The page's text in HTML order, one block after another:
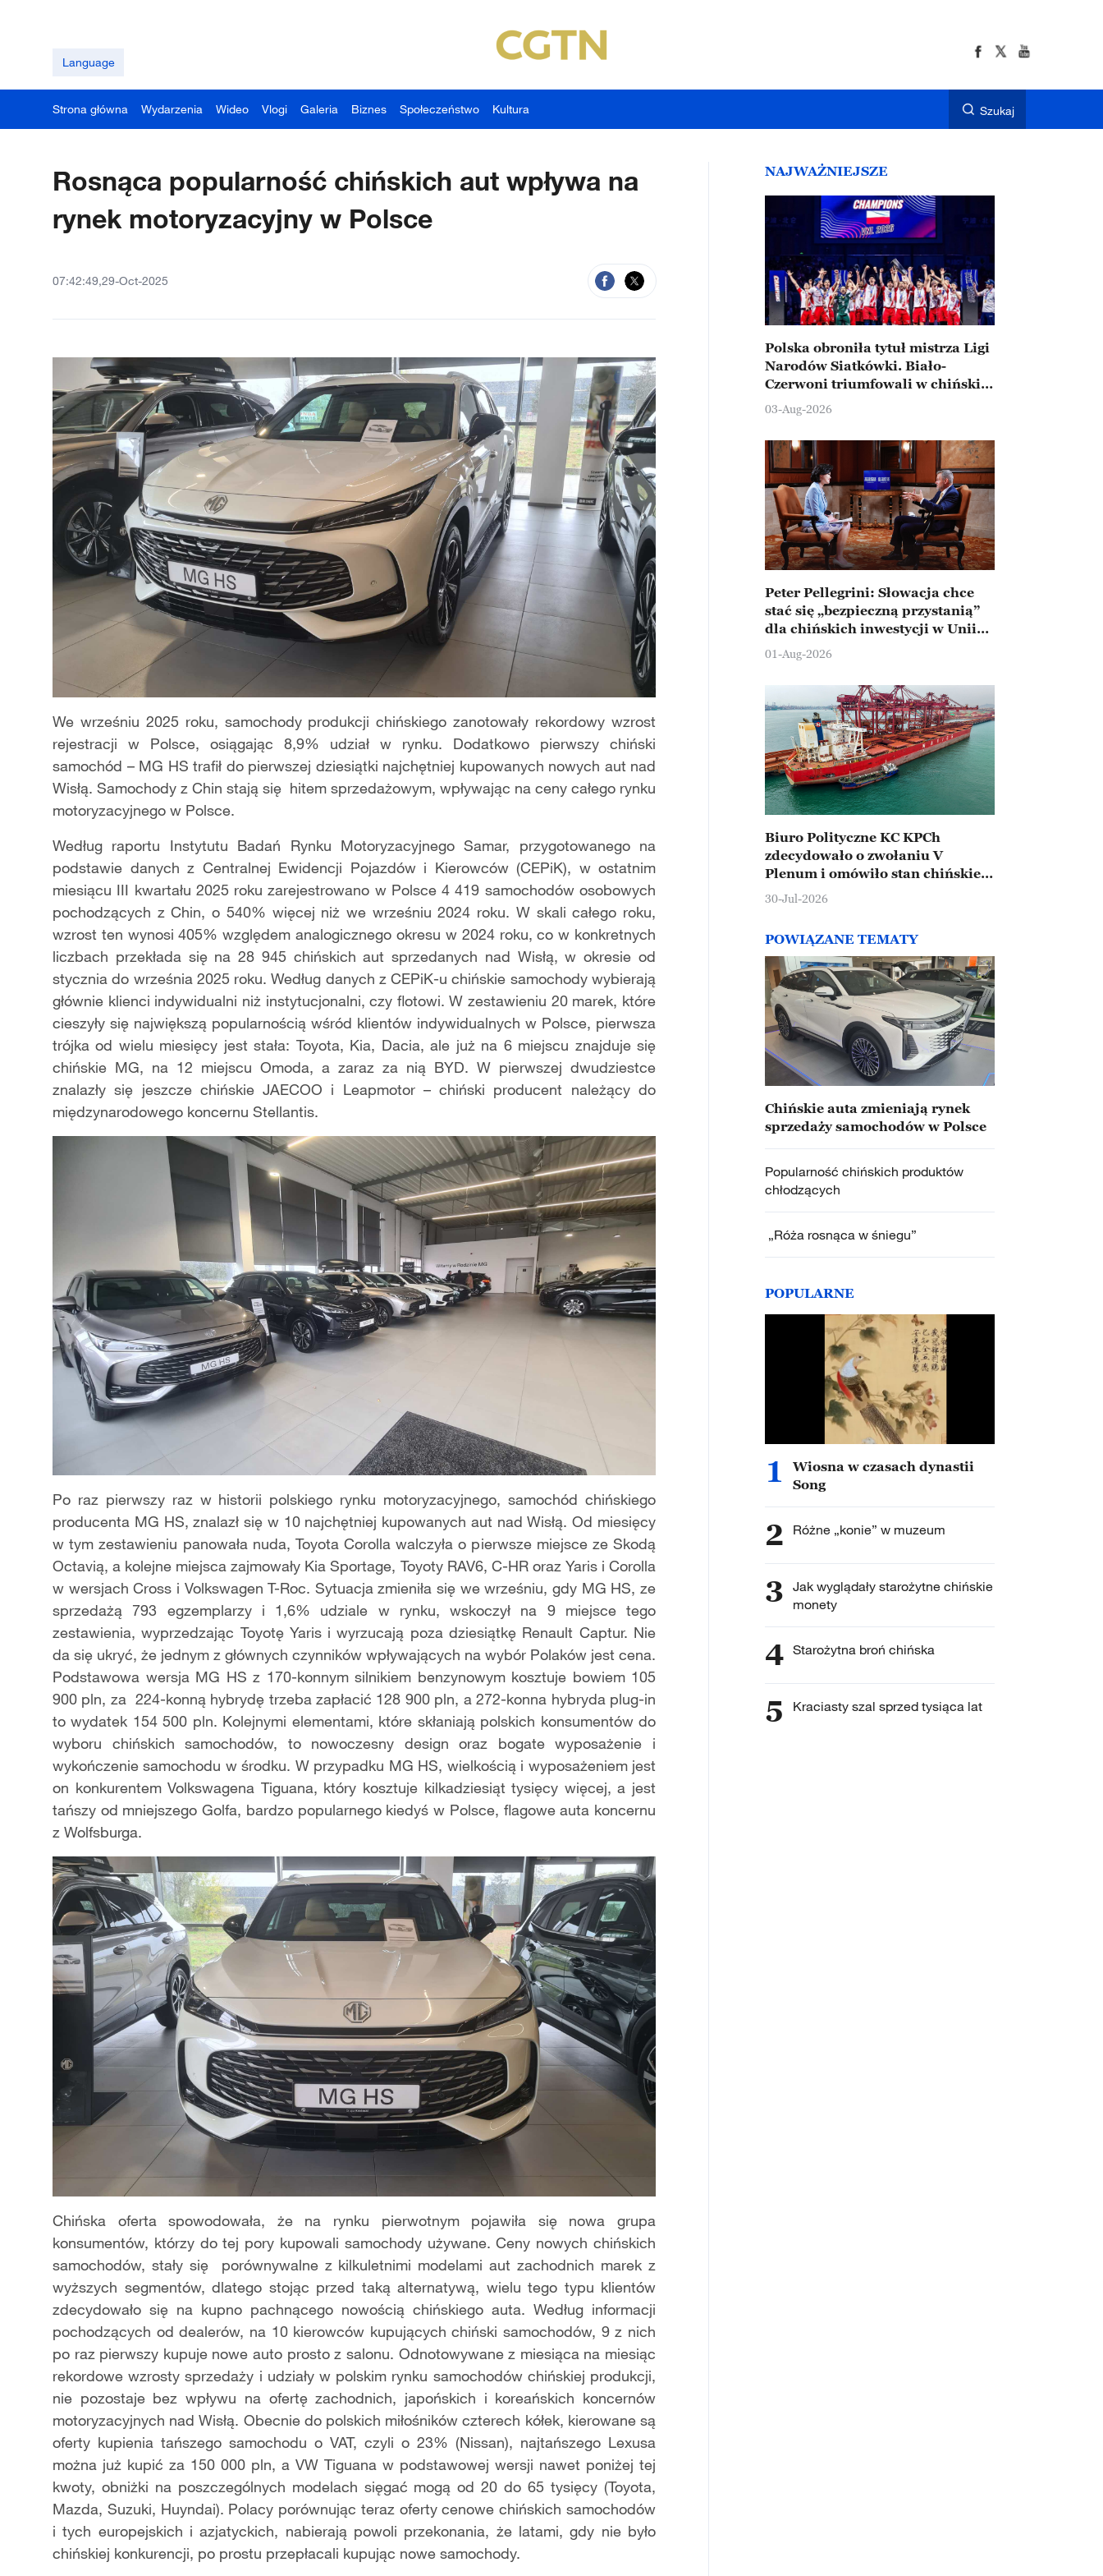
Language
Strona główna Wydarzenia Wideo Vlogi Galeria Biznes Społeczeństwo Kultura Szukaj
Rosnąca popularność chińskich aut wpływa na
rynek motoryzacyjny w Polsce
07:42:49,29-Oct-2025
We wrześniu 2025 roku, samochody produkcji chińskiego zanotowały rekordowy wzrost
rejestracji w Polsce, osiągając 8,9% udział w rynku. Dodatkowo pierwszy chiński
samochód – MG HS trafił do pierwszej dziesiątki najchętniej kupowanych nowych aut nad
Wisłą. Samochody z Chin stają się hitem sprzedażowym, wpływając na ceny całego rynku
motoryzacyjnego w Polsce.
Według raportu Instytutu Badań Rynku Motoryzacyjnego Samar, przygotowanego na
podstawie danych z Centralnej Ewidencji Pojazdów i Kierowców (CEPiK), w ostatnim
miesiącu III kwartału 2025 roku zarejestrowano w Polsce 4 419 samochodów osobowych
pochodzących z Chin, o 540% więcej niż we wrześniu 2024 roku. W skali całego roku,
wzrost ten wynosi 405% względem analogicznego okresu w 2024 roku, co w konkretnych
liczbach przekłada się na 28 945 chińskich aut sprzedanych nad Wisłą, w okresie od
stycznia do września 2025 roku. Według danych z CEPiK-u chińskie samochody wybierają
głównie klienci indywidualni niż instytucjonalni, czy flotowi. W zestawieniu 20 marek, które
cieszyły się największą popularnością wśród klientów indywidualnych w Polsce, pierwsza
trójka od wielu miesięcy jest stała: Toyota, Kia, Dacia, ale już na 6 miejscu znajduje się
chińskie MG, na 12 miejscu Omoda, a zaraz za nią BYD. W pierwszej dwudziestce
znalazły się jeszcze chińskie JAECOO i Leapmotor – chiński producent należący do
międzynarodowego koncernu Stellantis.
Po raz pierwszy raz w historii polskiego rynku motoryzacyjnego, samochód chińskiego
producenta MG HS, znalazł się w 10 najchętniej kupowanych aut nad Wisłą. Od miesięcy
w tym zestawieniu panowała nuda, Toyota Corolla walczyła o pierwsze miejsce ze Skodą
Octavią, a kolejne miejsca zajmowały Kia Sportage, Toyoty RAV6, C-HR oraz Yaris i Corolla
w wersjach Cross i Volkswagen T-Roc. Sytuacja zmieniła się we wrześniu, gdy MG HS, ze
sprzedażą 793 egzemplarzy i 1,6% udziale w rynku, wskoczył na 9 miejsce tego
zestawienia, wyprzedzając Toyotę Yaris i wyrzucają poza dziesiątkę Renault Captur. Nie
da się ukryć, że jednym z głównych czynników wpływających na wybór Polaków jest cena.
Podstawowa wersja MG HS z 170-konnym silnikiem benzynowym kosztuje bowiem 105
900 pln, za 224-konną hybrydę trzeba zapłacić 128 900 pln, a 272-konna hybryda plug-in
to wydatek 154 500 pln. Kolejnymi elementami, które skłaniają polskich konsumentów do
wyboru chińskich samochodów, to nowoczesny design oraz bogate wyposażenie i
wykończenie samochodu w środku. W przypadku MG HS, wielkością i wyposażeniem jest
on konkurentem Volkswagena Tiguana, który kosztuje kilkadziesiąt tysięcy więcej, a jest
tańszy od mniejszego Golfa, bardzo popularnego kiedyś w Polsce, flagowe auta koncernu
z Wolfsburga.
Chińska oferta spowodowała, że na rynku pierwotnym pojawiła się nowa grupa
konsumentów, którzy do tej pory kupowali samochody używane. Ceny nowych chińskich
samochodów, stały się porównywalne z kilkuletnimi modelami aut zachodnich marek z
wyższych segmentów, dlatego stojąc przed taką alternatywą, wielu tego typu klientów
zdecydowało się na kupno pachnącego nowością chińskiego auta. Według informacji
pochodzących od dealerów, na 10 kierowców kupujących chiński samochodów, 9 z nich
po raz pierwszy kupuje nowe auto prosto z salonu. Odnotowywane z miesiąca na miesiąc
rekordowe wzrosty sprzedaży i udziały w polskim rynku samochodów chińskiej produkcji,
nie pozostaje bez wpływu na ofertę zachodnich, japońskich i koreańskich koncernów
motoryzacyjnych nad Wisłą. Obecnie do polskich miłośników czterech kółek, kierowane są
oferty kupienia tańszego samochodu o VAT, czyli o 23% (Nissan), najtańszego Lexusa
można już kupić za 150 000 pln, a VW Tiguana w podstawowej wersji nawet poniżej tej
kwoty, obniżki na poszczególnych modelach sięgać mogą od 20 do 65 tysięcy (Toyota,
Mazda, Suzuki, Huyndai). Polacy porównując teraz oferty cenowe chińskich samochodów
i tych europejskich i azjatyckich, nabierają powoli przekonania, że latami, gdy nie było
chińskiej konkurencji, po prostu przepłacali kupując nowe samochody.
NAJWAŻNIEJSZE
Polska obroniła tytuł mistrza Ligi
Narodów Siatkówki. Biało-
Czerwoni triumfowali w chińskim
Ningbo
03-Aug-2026
Peter Pellegrini: Słowacja chce
stać się „bezpieczną przystanią”
dla chińskich inwestycji w Unii
Europejskiej
01-Aug-2026
Biuro Polityczne KC KPCh
zdecydowało o zwołaniu V
Plenum i omówiło stan chińskiej
gospodarki
30-Jul-2026
POWIĄZANE TEMATY
Chińskie auta zmieniają rynek
sprzedaży samochodów w Polsce
Popularność chińskich produktów
chłodzących
„Róża rosnąca w śniegu”
POPULARNE
1
Wiosna w czasach dynastii
Song
2 Różne „konie” w muzeum
3 Jak wyglądały starożytne chińskie
monety
4 Starożytna broń chińska
5 Kraciasty szal sprzed tysiąca lat